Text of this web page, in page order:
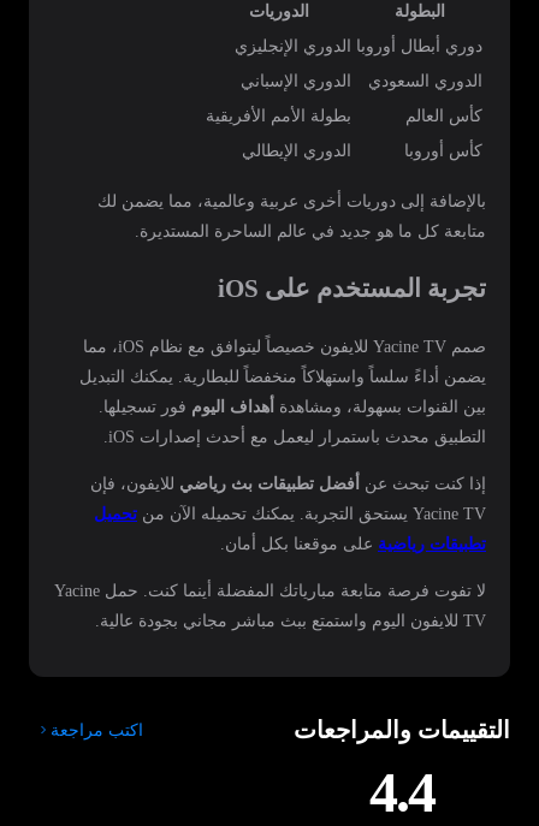
البطولة
الدوريات
دوري أبطال أوروبا الدوري الإنجليزي
الدوري السعودي
الدوري الإسباني
كأس العالم
بطولة الأمم الأفريقية
كأس أوروبا
الدوري الإيطالي
بالإضافة إلى دوريات أخرى عربية وعالمية، مما يضمن لك
متابعة كل ما هو جديد في عالم الساحرة المستديرة.
تجربة المستخدم على iOS
صمم Yacine TV للايفون خصيصاً ليتوافق مع نظام iOS، مما
يضمن أداءً سلساً واستهلاكاً منخفضاً للبطارية. يمكنك التبديل
بين القنوات بسهولة، ومشاهدة أهداف اليوم فور تسجيلها.
التطبيق محدث باستمرار ليعمل مع أحدث إصدارات iOS.
إذا كنت تبحث عن أفضل تطبيقات بث رياضي للايفون، فإن
Yacine TV يستحق التجربة. يمكنك تحميله الآن من
تحميل
تطبيقات رياضية على موقعنا بكل أمان.
لا تفوت فرصة متابعة مبارياتك المفضلة أينما كنت. حمل Yacine
TV للايفون اليوم واستمتع ببث مباشر مجاني بجودة عالية.
التقييمات والمراجعات اكتب مراجعة
4.4